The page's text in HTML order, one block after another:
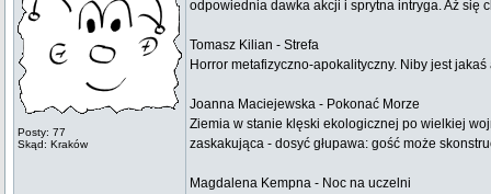
Posty: 77
Skąd: Kraków
odpowiednia dawka akcji i sprytna intryga. Aż się
Tomasz Kilian - Strefa
Horror metafizyczno-apokalityczny. Niby jest
Joanna Maciejewska - Pokonać Morze
Ziemia w stanie klęski ekologicznej po wielkiej
zaskakująca - dosyć głupawa: gość może
Magdalena Kempna - Noc na uczelni